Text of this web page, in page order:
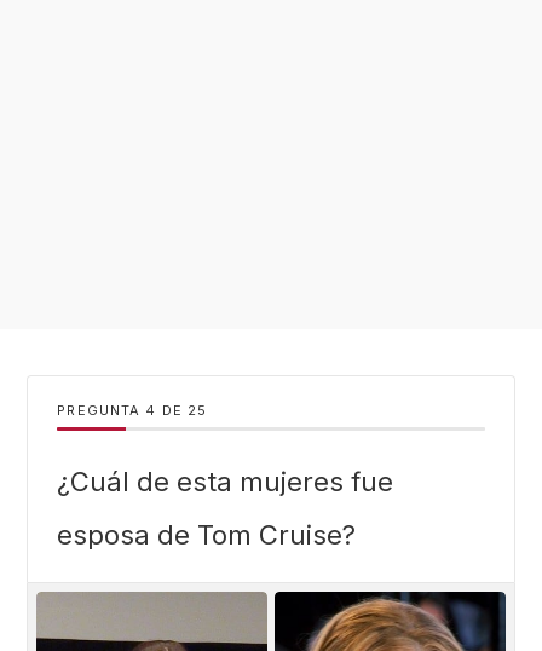
PREGUNTA DE 25
¿Cuál de esta mujeres fue
esposa de Tom Cruise?